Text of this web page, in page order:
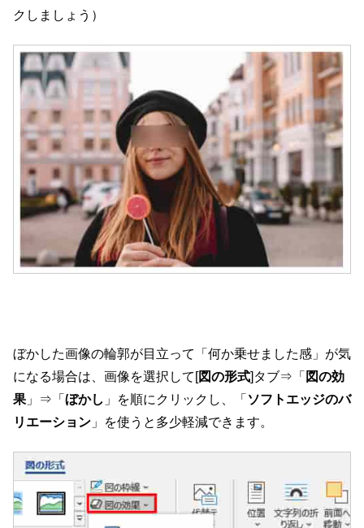
クしましょう）
ぼかした画像の輪郭が目立って「何か乗せました感」が気
になる場合は、画像を選択して[図の形式]タブ⇒「 図の効
果 」⇒「 ぼかし 」を順にクリックし、「 ソフトエッジのバ
リエーション 」を使うと多少軽減できます。